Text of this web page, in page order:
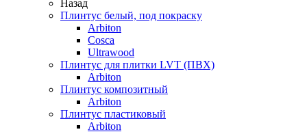
Назад
Плинтус белый, под покраску
Arbiton
Cosca
Ultrawood
Плинтус для плитки LVT (ПВХ)
Arbiton
Плинтус композитный
Arbiton
Плинтус пластиковый
Arbiton